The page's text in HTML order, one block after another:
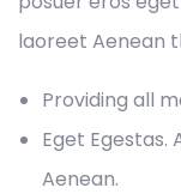
laoreet Aenean
Providing all
Eget Egestas.
Aenean.